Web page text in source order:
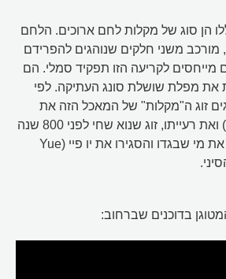
הן סוג של מקלות לחם ארוכים. הלחם
מורכב משני חלקים שנוהגים להפרידם
מייחסים לקריעה הזו תפקיד סמלי. הם
את מפלת שושלת סונג העתיקה. לפי
זוג ה"מקלות" של המאכל הזה את
הסיני קין הוי (Qin Hui) ואת רעייתו, זוג שנוא שחי לפני 800 שנה
ושהסינים רואים בהם את מי שבגדו והסגירו את יו פיי (Yue
בדוכנים שברחוב: